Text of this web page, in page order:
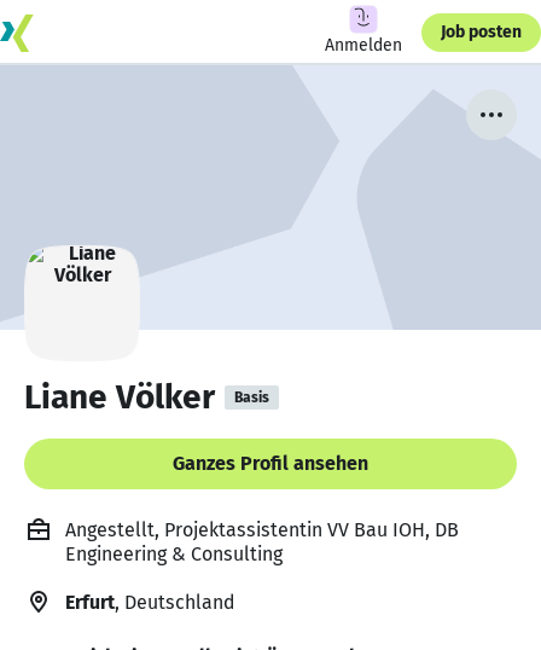
Anmelden
Job posten
Liane Völker Basis
Ganzes Profil ansehen
Angestellt, Projektassistentin VV Bau IOH, DB
Engineering & Consulting
Erfurt, Deutschland